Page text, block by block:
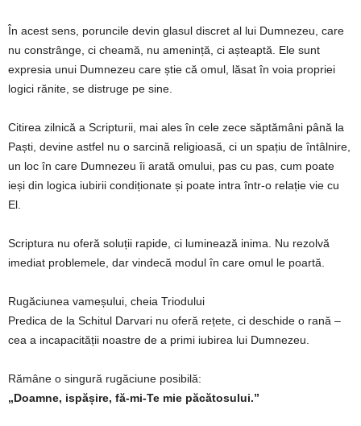
În acest sens, poruncile devin glasul discret al lui Dumnezeu, care
nu constrânge, ci cheamă, nu amenință, ci așteaptă. Ele sunt
expresia unui Dumnezeu care știe că omul, lăsat în voia propriei
logici rănite, se distruge pe sine.
Citirea zilnică a Scripturii, mai ales în cele zece săptămâni până la
Paști, devine astfel nu o sarcină religioasă, ci un spațiu de întâlnire,
un loc în care Dumnezeu îi arată omului, pas cu pas, cum poate
ieși din logica iubirii condiționate și poate intra într-o relație vie cu
El.
Scriptura nu oferă soluții rapide, ci luminează inima. Nu rezolvă
imediat problemele, dar vindecă modul în care omul le poartă.
Rugăciunea vameșului, cheia Triodului
Predica de la Schitul Darvari nu oferă rețete, ci deschide o rană –
cea a incapacității noastre de a primi iubirea lui Dumnezeu.
Rămâne o singură rugăciune posibilă:
„Doamne, ispășire, fă-mi-Te mie păcătosului.”